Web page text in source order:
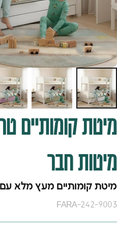
מיטתקומותיים
מיטותחבר
מיטת קומותיים מעץ מלא
FARA-242-9003